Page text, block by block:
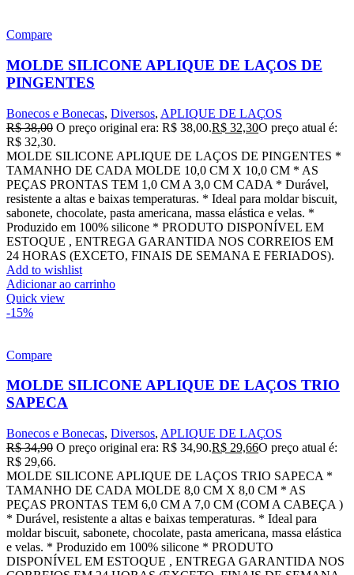
Compare
MOLDE SILICONE APLIQUE DE LAÇOS DE
PINGENTES
Bonecos e Bonecas, Diversos, APLIQUE DE LAÇOS
R$38,00 O preço original era: R$ 38,00.R$ 32,30O preço atual é:
R$ 32,30.
MOLDE SILICONE APLIQUE DE LAÇOS DE PINGENTES *
TAMANHO DE CADA MOLDE 10,0 CM X 10,0 CM * AS
PEÇAS PRONTAS TEM 1,0 CM A 3,0 CM CADA * Durável,
resistente a altas e baixas temperaturas. * Ideal para moldar biscuit,
sabonete, chocolate, pasta americana, massa elástica e velas. *
Produzido em 100% silicone * PRODUTO DISPONÍVEL EM
ESTOQUE , ENTREGA GARANTIDA NOS CORREIOS EM
24 HORAS (EXCETO, FINAIS DE SEMANA E FERIADOS).
Add to wishlist
Adicionar ao carrinho
Quick view
-15%
Compare
MOLDE SILICONE APLIQUE DE LAÇOS TRIO
SAPECA
Bonecos e Bonecas, Diversos, APLIQUE DE LAÇOS
R$34,90 O preço original era: R$ 34,90.R$ 29,66O preço atual é:
R$ 29,66.
MOLDE SILICONE APLIQUE DE LAÇOS TRIO SAPECA *
TAMANHO DE CADA MOLDE 8,0 CM X 8,0 CM * AS
PEÇAS PRONTAS TEM 6,0 CM A 7,0 CM (COM A CABEÇA )
* Durável, resistente a altas e baixas temperaturas. * Ideal para
moldar biscuit, sabonete, chocolate, pasta americana, massa elástica
e velas. * Produzido em 100% silicone * PRODUTO
DISPONÍVEL EM ESTOQUE , ENTREGA GARANTIDA NOS